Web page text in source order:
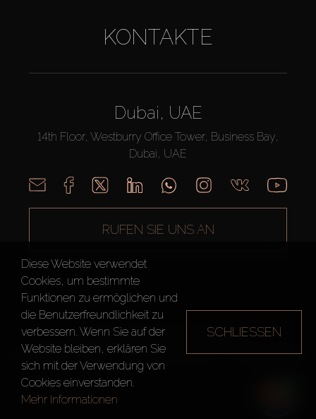
KONTAKTE
Dubai, UAE
14th Floor, Westburry Office Tower, Business Bay,
Dubai, UAE
RUFEN SIE UNS AN
AX CAPITAL ©2026 Alle Rechte vorbehalten
Nutzungsbedingungen
Datenschutzrichtlinie Seitenverzeichnis
Diese Website verwendet
Cookies, um bestimmte
Funktionen zu ermöglichen und
die Benutzerfreundlichkeit zu
verbessern. Wenn Sie auf der
Website bleiben, erklären Sie
sich mit der Verwendung von
Cookies einverstanden.
Mehr Informationen
SCHLIESSEN